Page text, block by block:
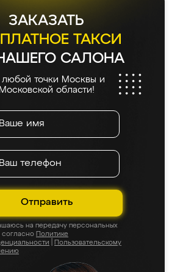
ЗАКАЗАТЬ
ТАКСИ
САЛОНА
любой точки Москвы и
Московской области!
Отправить
на передачу персональных
согласно Политике
Пользовательскому